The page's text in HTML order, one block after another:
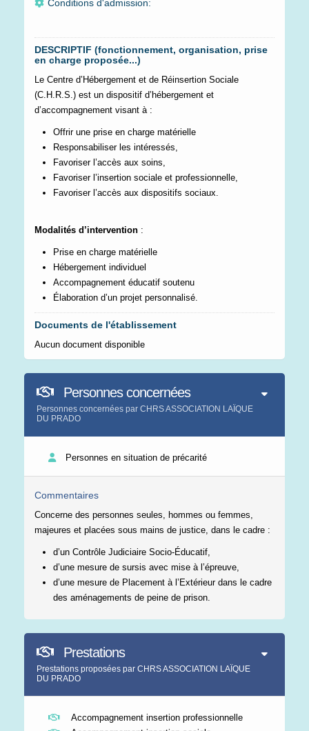
Conditions d'admission:
DESCRIPTIF (fonctionnement, organisation, prise
en charge proposée...)
Le Centre d’Hébergement et de Réinsertion Sociale
(C.H.R.S.) est un dispositif d’hébergement et
d’accompagnement visant à :
Offrir une prise en charge matérielle
Responsabiliser les intéressés,
Favoriser l’accès aux soins,
Favoriser l’insertion sociale et professionnelle,
Favoriser l’accès aux dispositifs sociaux.
Modalités d’intervention :
Prise en charge matérielle
Hébergement individuel
Accompagnement éducatif soutenu
Élaboration d’un projet personnalisé.
Documents de l'établissement
Aucun document disponible
Personnes concernées
Personnes concernées par CHRS ASSOCIATION LAÏQUE
DU PRADO
Personnes en situation de précarité
Commentaires
Concerne des personnes seules, hommes ou femmes,
majeures et placées sous mains de justice, dans le cadre :
d’un Contrôle Judiciaire Socio-Éducatif,
d’une mesure de sursis avec mise à l’épreuve,
d’une mesure de Placement à l’Extérieur dans le cadre
des aménagements de peine de prison.
Prestations
Prestations proposées par CHRS ASSOCIATION LAÏQUE
DU PRADO
Accompagnement insertion professionnelle